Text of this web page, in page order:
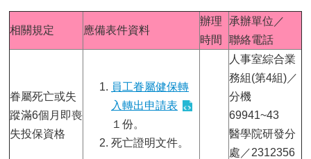
相關規定 應備表件資料
辦理
時間
承辦單位／
聯絡電話
眷屬死亡或失
蹤滿6個月即喪
失投保資格
員工眷屬健保轉
入轉出申請表
１份。
死亡證明文件。
人事室綜合業
務組(第4組)／
分機
69941~43
醫學院研發分
處／2312356